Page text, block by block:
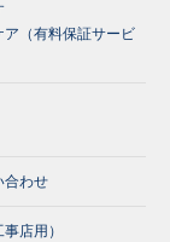
ア（有料保証サービ
合わせ
店用）